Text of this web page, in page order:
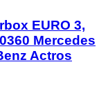
EURO 3,
Mercedes
Actros